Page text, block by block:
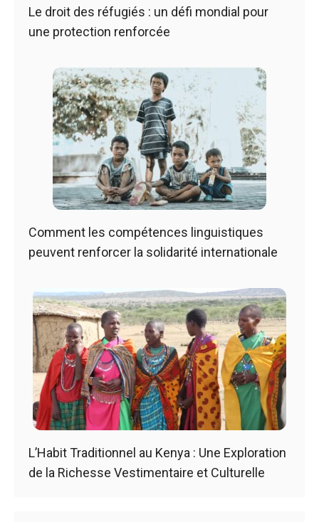
Le droit des réfugiés : un défi mondial pour
une protection renforcée
Comment les compétences linguistiques
peuvent renforcer la solidarité internationale
L’Habit Traditionnel au Kenya : Une Exploration
de la Richesse Vestimentaire et Culturelle